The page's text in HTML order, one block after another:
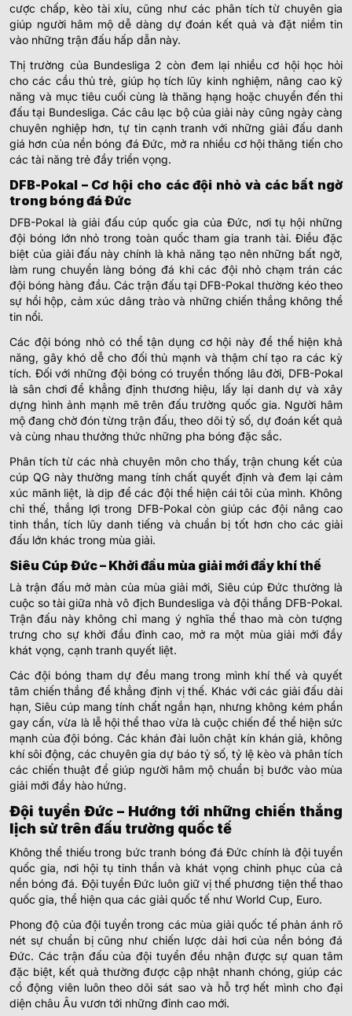
cược chấp, kèo tài xỉu, cũng như các phân tích từ chuyên gia
giúp người hâm mộ dễ dàng dự đoán kết quả và đặt niềm tin
vào những trận đấu hấp dẫn này.
Thị trường của Bundesliga 2 còn đem lại nhiều cơ hội học hỏi
cho các cầu thủ trẻ, giúp họ tích lũy kinh nghiệm, nâng cao kỹ
năng và mục tiêu cuối cùng là thăng hạng hoặc chuyển đến thi
đấu tại Bundesliga. Các câu lạc bộ của giải này cũng ngày càng
chuyên nghiệp hơn, tự tin cạnh tranh với những giải đấu danh
giá hơn của nền bóng đá Đức, mở ra nhiều cơ hội thăng tiến cho
các tài năng trẻ đầy triển vọng.
DFB-Pokal – Cơ hội cho các đội nhỏ và các bất ngờ
trong bóng đá Đức
DFB-Pokal là giải đấu cúp quốc gia của Đức, nơi tụ hội những
đội bóng lớn nhỏ trong toàn quốc tham gia tranh tài. Điều đặc
biệt của giải đấu này chính là khả năng tạo nên những bất ngờ,
làm rung chuyển làng bóng đá khi các đội nhỏ chạm trán các
đội bóng hàng đầu. Các trận đấu tại DFB-Pokal thường kéo theo
sự hồi hộp, cảm xúc dâng trào và những chiến thắng không thể
tin nổi.
Các đội bóng nhỏ có thể tận dụng cơ hội này để thể hiện khả
năng, gây khó dễ cho đối thủ mạnh và thậm chí tạo ra các kỳ
tích. Đối với những đội bóng có truyền thống lâu đời, DFB-Pokal
là sân chơi để khẳng định thương hiệu, lấy lại danh dự và xây
dựng hình ảnh mạnh mẽ trên đấu trường quốc gia. Người hâm
mộ đang chờ đón từng trận đấu, theo dõi tỷ số, dự đoán kết quả
và cùng nhau thưởng thức những pha bóng đặc sắc.
Phân tích từ các nhà chuyên môn cho thấy, trận chung kết của
cúp QG này thường mang tính chất quyết định và đem lại cảm
xúc mãnh liệt, là dịp để các đội thể hiện cái tôi của mình. Không
chỉ thế, thắng lợi trong DFB-Pokal còn giúp các đội nâng cao
tinh thần, tích lũy danh tiếng và chuẩn bị tốt hơn cho các giải
đấu lớn khác trong mùa giải.
Siêu Cúp Đức – Khởi đầu mùa giải mới đầy khí thế
Là trận đấu mở màn của mùa giải mới, Siêu cúp Đức thường là
cuộc so tài giữa nhà vô địch Bundesliga và đội thắng DFB-Pokal.
Trận đấu này không chỉ mang ý nghĩa thể thao mà còn tượng
trưng cho sự khởi đầu đỉnh cao, mở ra một mùa giải mới đầy
khát vọng, cạnh tranh quyết liệt.
Các đội bóng tham dự đều mang trong mình khí thế và quyết
tâm chiến thắng để khẳng định vị thế. Khác với các giải đấu dài
hạn, Siêu cúp mang tính chất ngắn hạn, nhưng không kém phần
gay cấn, vừa là lễ hội thể thao vừa là cuộc chiến để thể hiện sức
mạnh của đội bóng. Các khán đài luôn chật kín khán giả, không
khí sôi động, các chuyên gia dự báo tỷ số, tỷ lệ kèo và phân tích
các chiến thuật để giúp người hâm mộ chuẩn bị bước vào mùa
giải mới đầy hào hứng.
Đội tuyển Đức – Hướng tới những chiến thắng
lịch sử trên đấu trường quốc tế
Không thể thiếu trong bức tranh bóng đá Đức chính là đội tuyển
quốc gia, nơi hội tụ tinh thần và khát vọng chinh phục của cả
nền bóng đá. Đội tuyển Đức luôn giữ vị thế phương tiện thể thao
quốc gia, thể hiện qua các giải quốc tế như World Cup, Euro.
Phong độ của đội tuyển trong các mùa giải quốc tế phản ánh rõ
nét sự chuẩn bị cũng như chiến lược dài hơi của nền bóng đá
Đức. Các trận đấu của đội tuyển đều nhận được sự quan tâm
đặc biệt, kết quả thường được cập nhật nhanh chóng, giúp các
cổ động viên luôn theo dõi sát sao và hỗ trợ hết mình cho đại
diện châu Âu vươn tới những đỉnh cao mới.